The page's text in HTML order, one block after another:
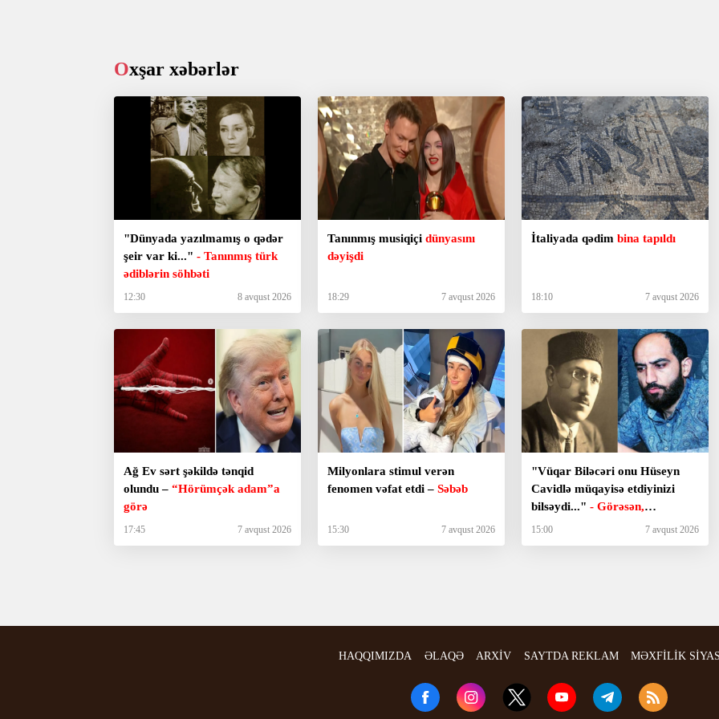
Oxşar xəbərlər
"Dünyada yazılmamış o qədər
şeir var ki..." - Tanınmış türk
ədiblərin söhbəti
12:30 8 avqust 2026
Tanınmış musiqiçi dünyasını
dəyişdi
18:29 7 avqust 2026
İtaliyada qədim bina tapıldı
18:10 7 avqust 2026
Ağ Ev sərt şəkildə tənqid
olundu – “Hörümçək adam”a
görə
17:45 7 avqust 2026
Milyonlara stimul verən
fenomen vəfat etdi – Səbəb
15:30 7 avqust 2026
"Vüqar Biləcəri onu Hüseyn
Cavidlə müqayisə etdiyinizi
bilsəydi..." - Görəsən,
meyxanaçılar bizdən inciməz
15:00 7 avqust 2026
HAQQIMIZDA ƏLAQƏ ARXİV SAYTDA REKLAM MƏXFİLİK